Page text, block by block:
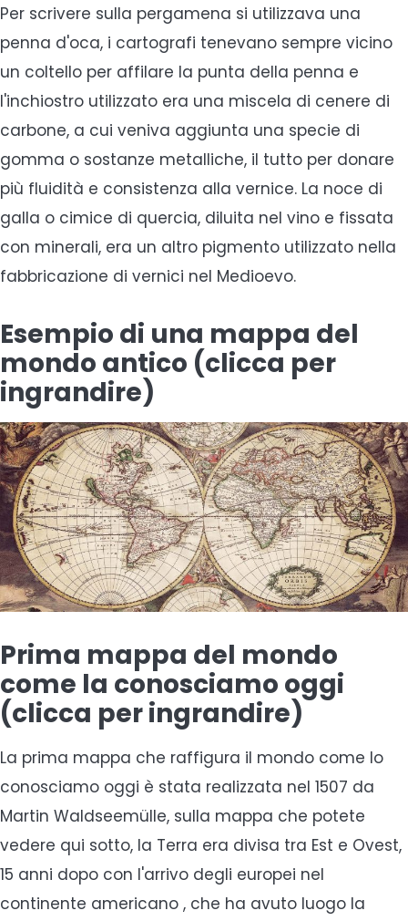
Per scrivere sulla pergamena si utilizzava una
penna d'oca, i cartografi tenevano sempre vicino
un coltello per affilare la punta della penna e
l'inchiostro utilizzato era una miscela di cenere di
carbone, a cui veniva aggiunta una specie di
gomma o sostanze metalliche, il tutto per donare
più fluidità e consistenza alla vernice. La noce di
galla o cimice di quercia, diluita nel vino e fissata
con minerali, era un altro pigmento utilizzato nella
fabbricazione di vernici nel Medioevo.
Esempio di una mappa del
mondo antico (clicca per
ingrandire)
Prima mappa del mondo
come la conosciamo oggi
(clicca per ingrandire)
La prima mappa che raffigura il mondo come lo
conosciamo oggi è stata realizzata nel 1507 da
Martin Waldseemülle, sulla mappa che potete
vedere qui sotto, la Terra era divisa tra Est e Ovest,
15 anni dopo con l'arrivo degli europei nel
continente americano , che ha avuto luogo la